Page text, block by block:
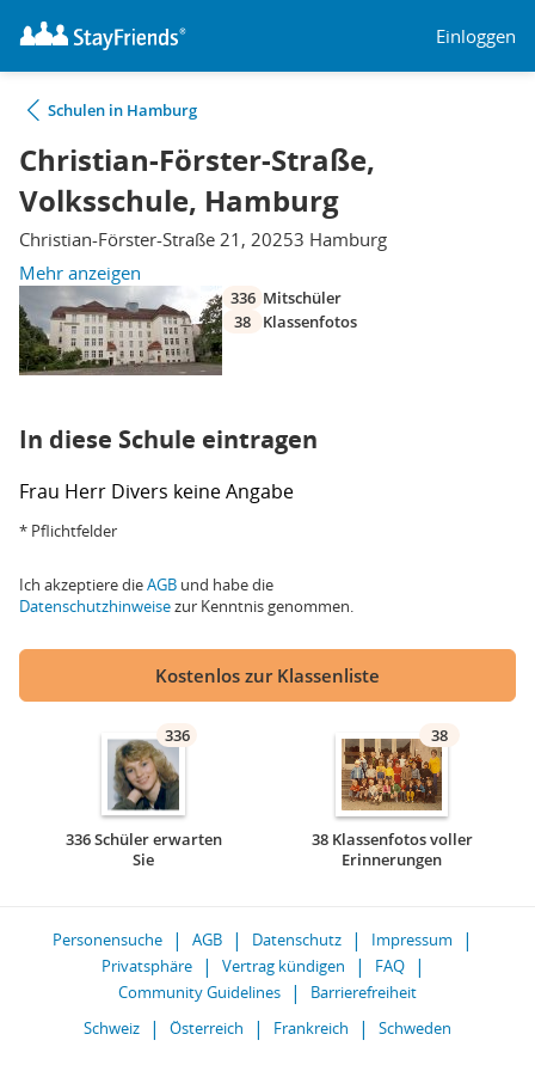
Einloggen
Schulen in Hamburg
Christian-Förster-Straße,
Volksschule, Hamburg
Christian-Förster-Straße 21, 20253 Hamburg
Mehr anzeigen
336 Mitschüler
38
Klassenfotos
In diese Schule eintragen
Frau Herr Divers keine Angabe
* Pflichtfelder
Ich akzeptiere dieAGB und habe die
Datenschutzhinweisezur Kenntnis genommen.
Kostenlos zur Klassenliste
336
336 Schüler erwarten
Sie
38
38 Klassenfotos voller
Erinnerungen
Personensuche AGB Datenschutz
Impressum
Privatsphäre
Vertrag kündigen
FAQ
Community Guidelines
Barrierefreiheit
Schweiz
Österreich Frankreich Schweden